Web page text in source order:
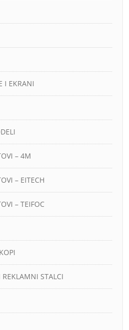
I EKRANI
– 4M
– EITECH
– TEIFOC
STALCI